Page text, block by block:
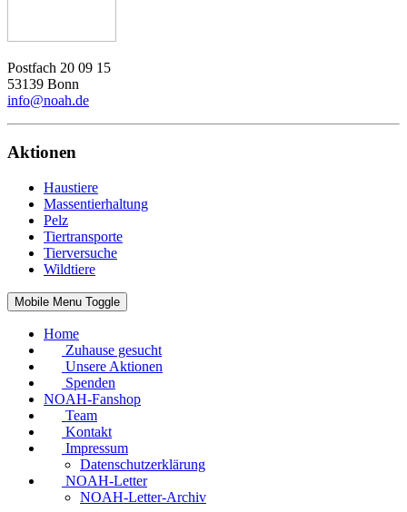
Postfach 20 09 15
53139 Bonn
info@noah.de
Aktionen
Haustiere
Massentierhaltung
Pelz
Tiertransporte
Tierversuche
Wildtiere
Mobile Menu Toggle
Home
Zuhause gesucht
Unsere Aktionen
Spenden
NOAH-Fanshop
Team
Kontakt
Impressum
Datenschutzerklärung
NOAH-Letter
NOAH-Letter-Archiv